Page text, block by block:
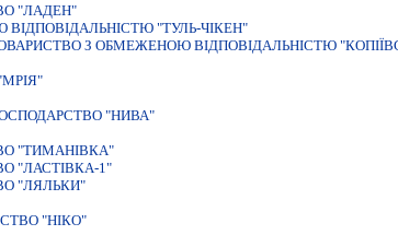
"ЛАДЕН"
ВIДПОВIДАЛЬНIСТЮ "ТУЛЬ-ЧIКЕН"
З ОБМЕЖЕНОЮ ВIДПОВIДАЛЬНIСТЮ
"НИВА"
"ТИМАНIВКА"
"ЛАСТIВКА-1"
"ЛЯЛЬКИ"
"НIКО"